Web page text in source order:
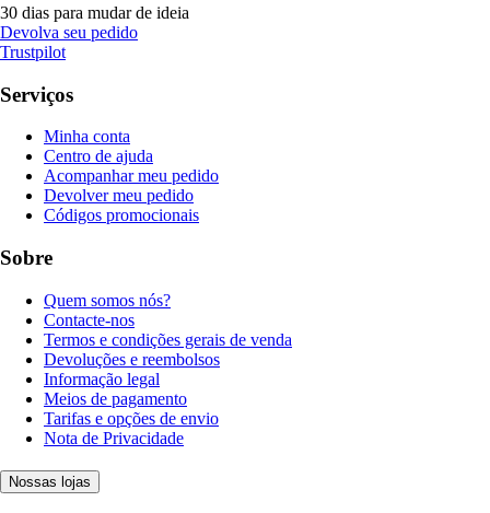
30 dias para mudar de ideia
Devolva seu pedido
Trustpilot
Serviços
Minha conta
Centro de ajuda
Acompanhar meu pedido
Devolver meu pedido
Códigos promocionais
Sobre
Quem somos nós?
Contacte-nos
Termos e condições gerais de venda
Devoluções e reembolsos
Informação legal
Meios de pagamento
Tarifas e opções de envio
Nota de Privacidade
Nossas lojas